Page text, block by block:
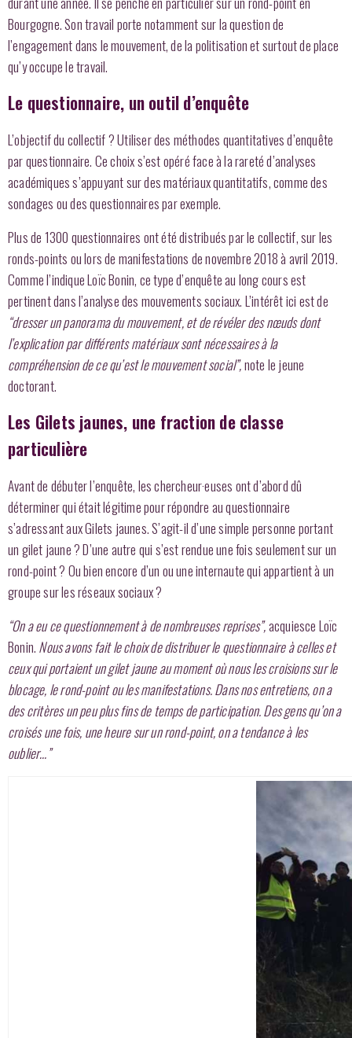
Bourgogne. Son travail porte notamment sur la question de
l’engagement dans le mouvement, de la politisation et surtout de place
qu’y occupe le travail.
Le questionnaire, un outil d’enquête
L’objectif du collectif ? Utiliser des méthodes quantitatives d’enquête
par questionnaire. Ce choix s’est opéré face à la rareté d’analyses
académiques s’appuyant sur des matériaux quantitatifs, comme des
sondages ou des questionnaires par exemple.
Plus de 1300 questionnaires ont été distribués par le collectif, sur les
ronds-points ou lors de manifestations de novembre 2018 à avril 2019.
Comme l’indique Loïc Bonin, ce type d’enquête au long cours est
pertinent dans l’analyse des mouvements sociaux. L’intérêt ici est de
“dresser un panorama du mouvement, et de révéler des nœuds dont
l’explication par différents matériaux sont nécessaires à la
compréhension de ce qu’est le mouvement social”,note le jeune
doctorant.
Les Gilets jaunes, une fraction de classe
particulière
Avant de débuter l’enquête, les chercheur·euses ont d’abord dû
déterminer qui était légitime pour répondre au questionnaire
s’adressant aux Gilets jaunes. S’agit-il d’une simple personne portant
un gilet jaune ? D’une autre qui s’est rendue une fois seulement sur un
rond-point ? Ou bien encore d’un ou une internaute qui appartient à un
groupe sur les réseaux sociaux ?
“On a eu ce questionnement à de nombreuses reprises”,acquiesce Loïc
Bonin. Nous avons fait le choix de distribuer le questionnaire à celles et
ceux qui portaient un gilet jaune au moment où nous les croisions sur le
blocage, le rond-point ou les manifestations. Dans nos entretiens, on a
des critères un peu plus fins de temps de participation. Des gens qu’on a
croisés une fois, une heure sur un rond-point, on a tendance à les
oublier…”